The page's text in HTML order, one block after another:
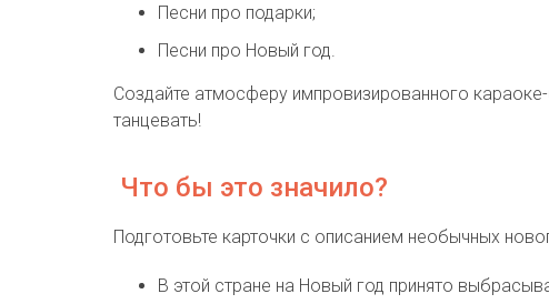
Песни про подарки;
Песни про Новый год.
Создайте атмосферу импровизированного
танцевать!
Что бы это значило?
Подготовьте карточки с описанием необычных
В этой стране на Новый год принято